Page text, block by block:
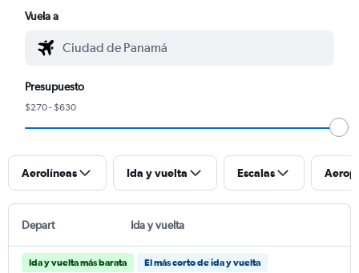
Vuela a
Presupuesto
$270 - $630
Aerolíneas Ida y vuelta Escalas
Depart Ida y vuelta
Ida y vuelta más barata El más corto de ida y vuelta